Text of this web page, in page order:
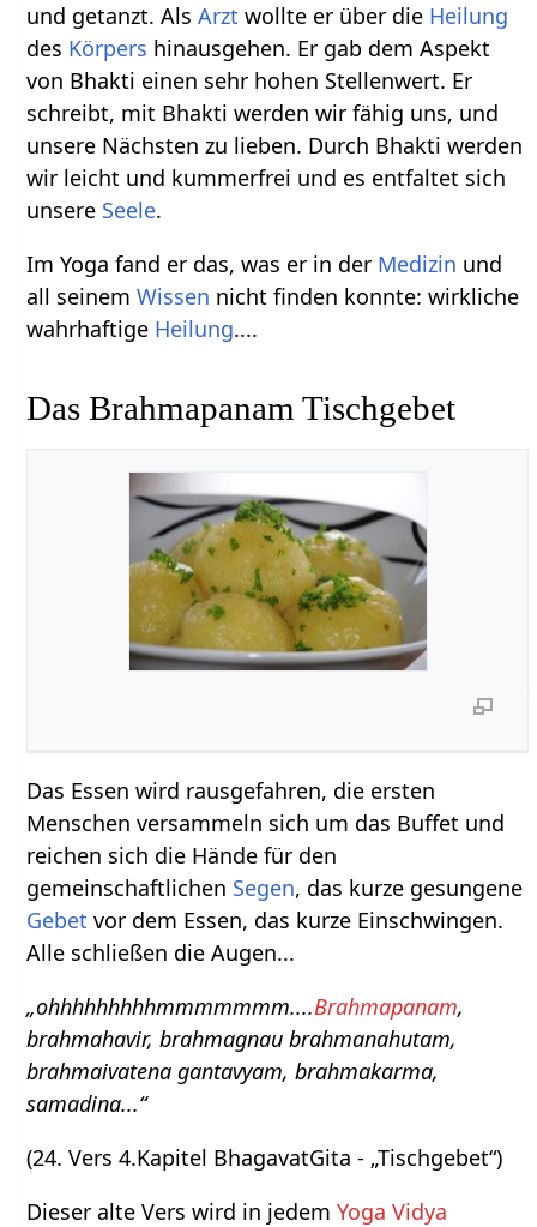
und getanzt. AlsArzt wollte er über die Heilung
des Körpers hinausgehen. Er gab dem Aspekt
von Bhakti einen sehr hohen Stellenwert. Er
schreibt, mit Bhakti werden wir fähig uns, und
unsere Nächsten zu lieben. Durch Bhakti werden
wir leicht und kummerfrei und es entfaltet sich
unsere Seele.
Im Yoga fand er das, was er in der Medizin und
all seinemWissen nicht finden konnte: wirkliche
wahrhaftige Heilung....
Das Brahmapanam Tischgebet
Das Essen wird rausgefahren, die ersten
Menschen versammeln sich um das Buffet und
reichen sich die Hände für den
gemeinschaftlichen Segen, das kurze gesungene
Gebet vor dem Essen, das kurze Einschwingen.
Alle schließen die Augen...
„ohhhhhhhhhmmmmmmm....Brahmapanam,
brahmahavir, brahmagnau brahmanahutam,
brahmaivatena gantavyam, brahmakarma,
samadina...“
(24. Vers 4.Kapitel BhagavatGita - „Tischgebet“)
Dieser alte Vers wird in jedemYoga Vidya